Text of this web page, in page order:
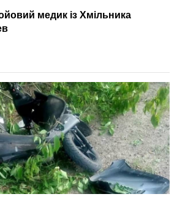
медик із Хмільника